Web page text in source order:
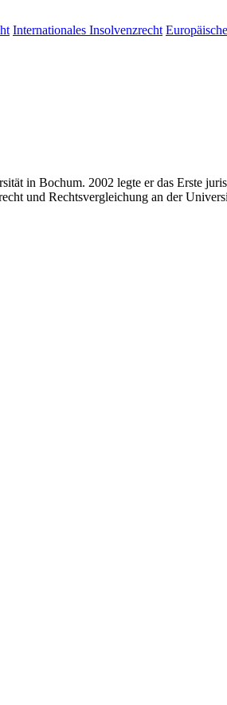
Internationales Insolvenzrecht
in Bochum. 2002 legte er das Erste
und Rechtsvergleichung an der